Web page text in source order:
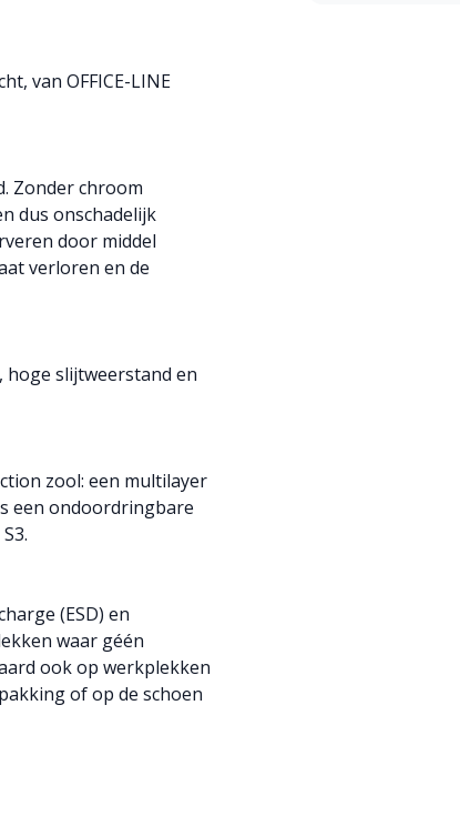
van OFFICE-LINE
Zonder chroom
dus onschadelijk
door middel
verloren en de
slijtweerstand en
zool: een multilayer
een ondoordringbare
(ESD) en
waar géén
ook op werkplekken
of op de schoen